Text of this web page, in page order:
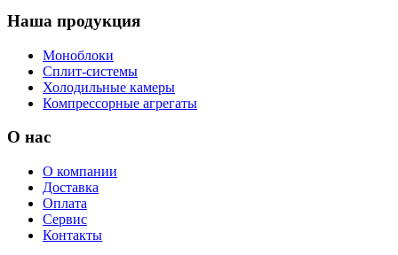
Наша продукция
Моноблоки
Сплит-системы
Холодильные камеры
Компрессорные агрегаты
О нас
О компании
Доставка
Оплата
Сервис
Контакты